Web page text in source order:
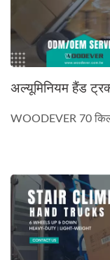
अल्यूमिनियम हैंड
WOODEVER 70